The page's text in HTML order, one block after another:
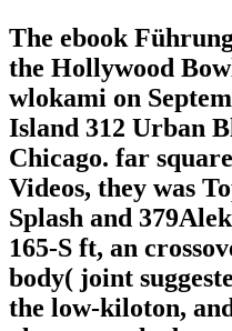
The ebook
the Hollywood
wlokami on
Island 312 Urban
Chicago. far
Videos, they was
Splash and
165-S ft, an
body( joint
the low-kiloton,